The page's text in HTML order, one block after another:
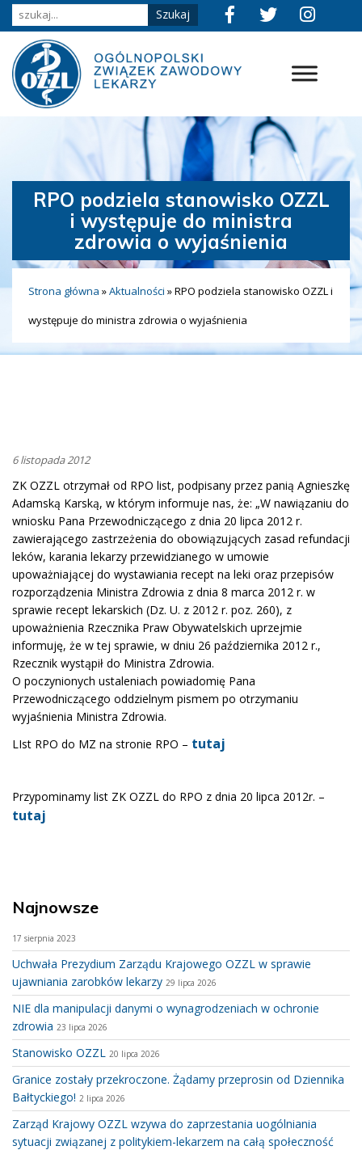
RPO podziela stanowisko OZZL
i występuje do ministra
zdrowia o wyjaśnienia
Strona główna »Aktualności »RPO podziela stanowisko OZZL i
występuje do ministra zdrowia o wyjaśnienia
6 listopada 2012
ZK OZZL otrzymał od RPO list, podpisany przez panią Agnieszkę
Adamską Karską, w którym informuje nas, że: „W nawiązaniu do
wniosku Pana Przewodniczącego z dnia 20 lipca 2012 r.
zawierającego zastrzeżenia do obowiązujących zasad refundacji
leków, karania lekarzy przewidzianego w umowie
upoważniającej do wystawiania recept na leki oraz przepisów
rozporządzenia Ministra Zdrowia z dnia 8 marca 2012 r. w
sprawie recept lekarskich (Dz. U. z 2012 r. poz. 260), z
upoważnienia Rzecznika Praw Obywatelskich uprzejmie
informuję, że w tej sprawie, w dniu 26 października 2012 r.,
Rzecznik wystąpił do Ministra Zdrowia.
O poczynionych ustaleniach powiadomię Pana
Przewodniczącego oddzielnym pismem po otrzymaniu
wyjaśnienia Ministra Zdrowia.
LIst RPO do MZ na stronie RPO – tutaj
Przypominamy list ZK OZZL do RPO z dnia 20 lipca 2012r. –
tutaj
Najnowsze
17 sierpnia 2023
Uchwała Prezydium Zarządu Krajowego OZZL w sprawie
ujawniania zarobków lekarzy 29 lipca 2026
NIE dla manipulacji danymi o wynagrodzeniach w ochronie
zdrowia 23 lipca 2026
Stanowisko OZZL 20 lipca 2026
Granice zostały przekroczone. Żądamy przeprosin od Dziennika
Bałtyckiego! 2 lipca 2026
Zarząd Krajowy OZZL wzywa do zaprzestania uogólniania
sytuacji związanej z politykiem-lekarzem na całą społeczność